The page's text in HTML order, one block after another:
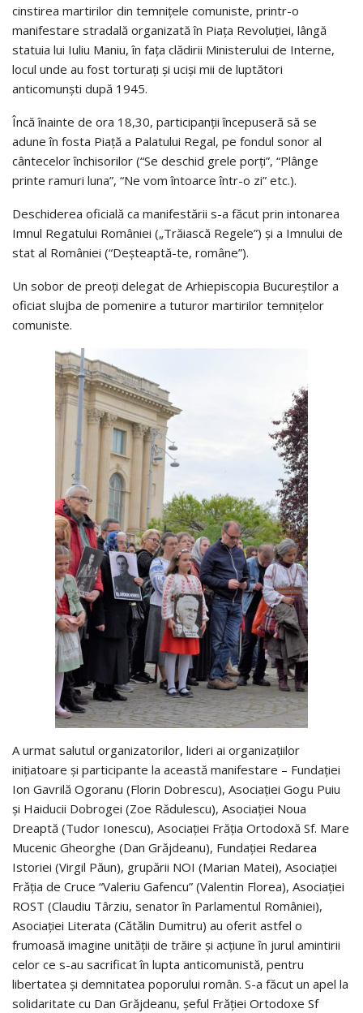
cinstirea martirilor din temnițele comuniste, printr-o
manifestare stradală organizată în Piața Revoluției, lângă
statuia lui Iuliu Maniu, în fața clădirii Ministerului de Interne,
locul unde au fost torturați și uciși mii de luptători
anticomunști după 1945.
Încă înainte de ora 18,30, participanții începuseră să se
adune în fosta Piață a Palatului Regal, pe fondul sonor al
cântecelor închisorilor (“Se deschid grele porți”, “Plânge
printe ramuri luna”, “Ne vom întoarce într-o zi” etc.).
Deschiderea oficială ca manifestării s-a făcut prin intonarea
Imnul Regatului României („Trăiască Regele”) și a Imnului de
stat al României (“Deșteaptă-te, române”).
Un sobor de preoți delegat de Arhiepiscopia Bucureștilor a
oficiat slujba de pomenire a tuturor martirilor temnițelor
comuniste.
A urmat salutul organizatorilor, lideri ai organizațiilor
inițiatoare și participante la această manifestare – Fundației
Ion Gavrilă Ogoranu (Florin Dobrescu), Asociației Gogu Puiu
și Haiducii Dobrogei (Zoe Rădulescu), Asociației Noua
Dreaptă (Tudor Ionescu), Asociației Frăția Ortodoxă Sf. Mare
Mucenic Gheorghe (Dan Grăjdeanu), Fundației Redarea
Istoriei (Virgil Păun), grupării NOI (Marian Matei), Asociației
Frăția de Cruce “Valeriu Gafencu” (Valentin Florea), Asociației
ROST (Claudiu Târziu, senator în Parlamentul României),
Asociației Literata (Cătălin Dumitru) au oferit astfel o
frumoasă imagine unității de trăire și acțiune în jurul amintirii
celor ce s-au sacrificat în lupta anticomunistă, pentru
libertatea și demnitatea poporului român. S-a făcut un apel la
solidaritate cu Dan Grăjdeanu, șeful Frăției Ortodoxe Sf